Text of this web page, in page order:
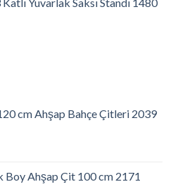
cm Ahşap Bahçe Çitleri 2039
Boy Ahşap Çit 100 cm 2171